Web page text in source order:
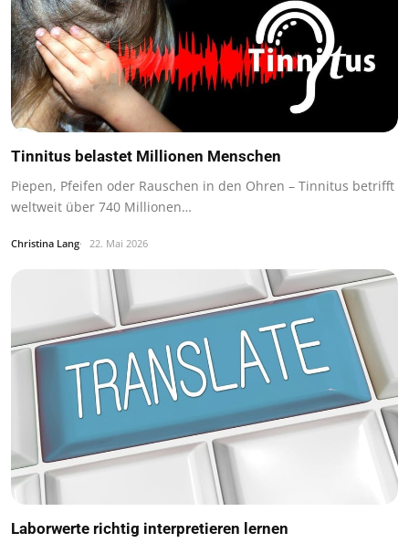
Tinnitus belastet Millionen Menschen
Piepen, Pfeifen oder Rauschen in den Ohren – Tinnitus betrifft
weltweit über 740 Millionen…
Christina Lang 22. Mai 2026
Laborwerte richtig interpretieren lernen